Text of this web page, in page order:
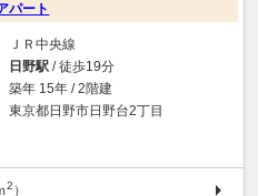
パート
ＪＲ中央線
日野駅 / 徒歩19分
築年 15年 / 2階建
東京都日野市日野台2丁目
2 ）